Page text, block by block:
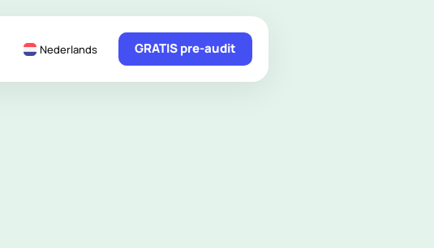
Nederlands GRATIS pre-audit